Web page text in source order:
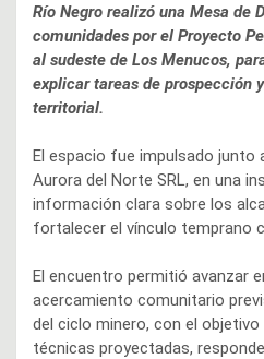
Río Negro realizó una Mesa de
comunidades por el Proyecto
al sudeste de Los Menucos,
explicar tareas de prospección
territorial.
El espacio fue impulsado junto
Aurora del Norte SRL, en una
información clara sobre los
fortalecer el vínculo temprano
El encuentro permitió avanzar
acercamiento comunitario
del ciclo minero, con el
técnicas proyectadas,